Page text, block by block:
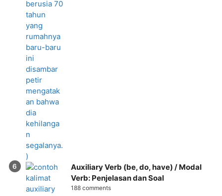
Auxiliary Verb (be, do, have) / Modal
Verb: Penjelasan dan Soal
188 comments